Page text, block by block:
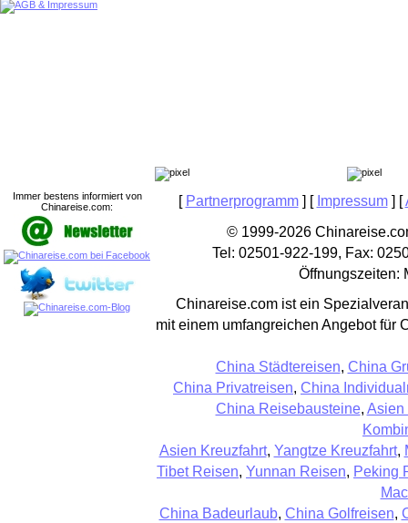
[ Partnerprogramm] [ Impressum] [
© 1999-2026
Tel: 02501-922-199, Fax:
Öffnungszeiten:
Chinareise.com ist ein
mit einem umfangreichen Angebot für
China Städtereisen, China
China Privatreisen, China
China Reisebausteine, Asien
Asien Kreuzfahrt, Yangtze Kreuzfahrt,
Tibet Reisen, Yunnan Reisen, Peking
China Badeurlaub, China Golfreisen,
Immer bestens informiert von
Chinareise.com: